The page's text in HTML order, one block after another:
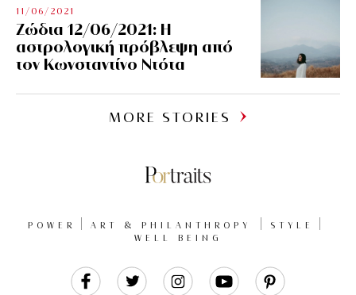
11/06/2021
Ζώδια 12/06/2021: Η
αστρολογική πρόβλεψη από
τον Κωνσταντίνο Ντότα
MORE STORIES
POWER ART & PHILANTHROPY
STYLE
WELL BEING